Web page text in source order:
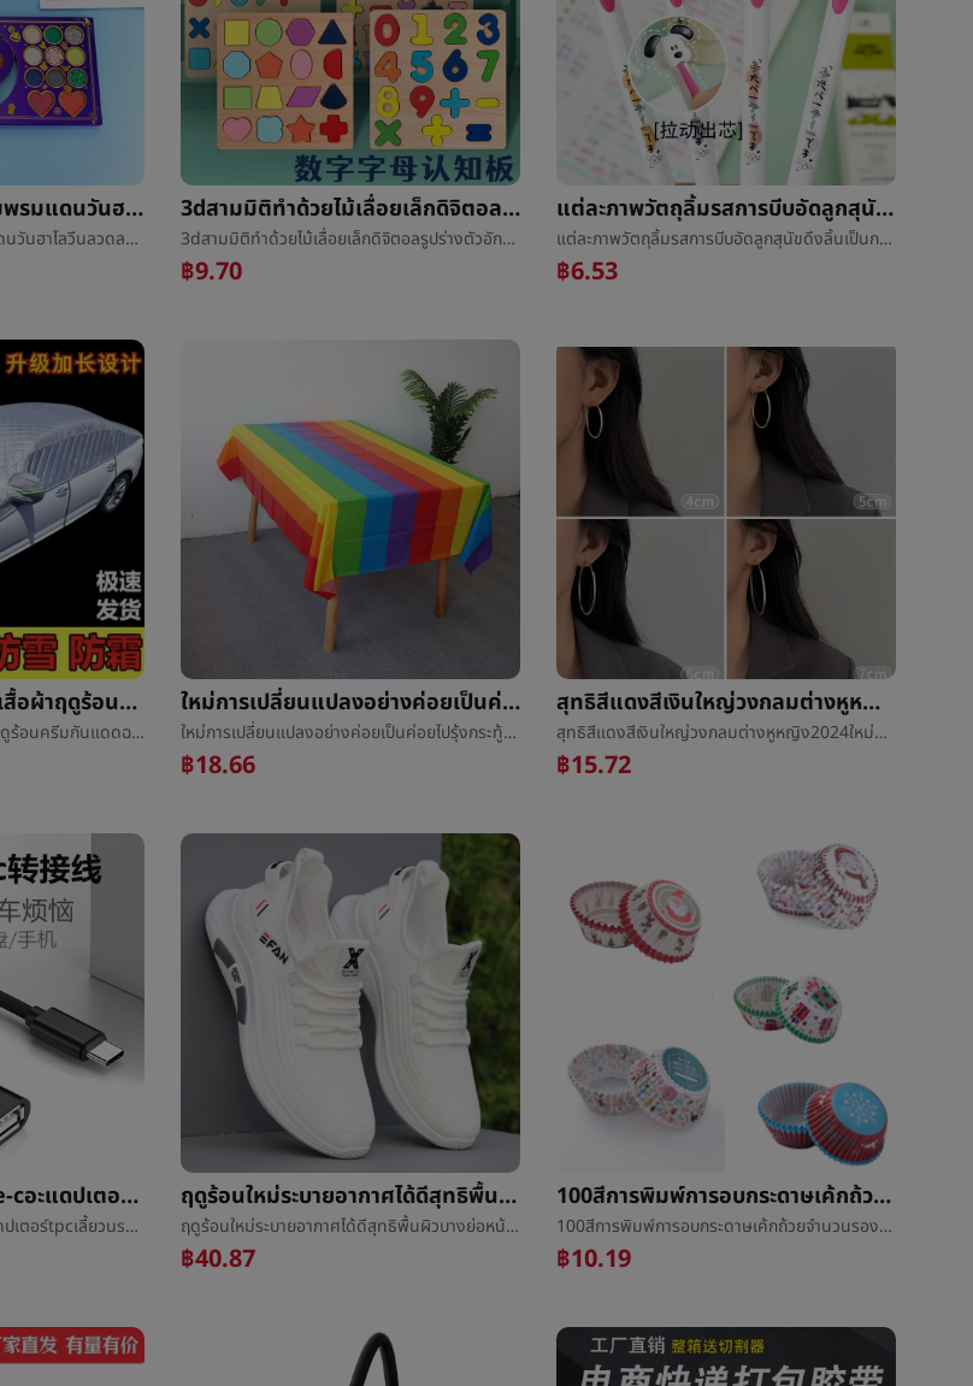
การค้าต่างประเทศข้ามพรมแดนวันฮาโลวีนลวดลาย46สีไข่มุกด้านเลื่อมไฮไลท์หน้าแดงมีหลายสีตลาดเครื่องสำอางสำหรับทาหนังตาแต่งหน้าแผ่น
การค้าต่างประเทศข้ามพรมแดนวันฮาโลวีนลวดลาย46สีไข่มุกด้านเลื่อมไฮไลท์หน้าแดงมีหลายสีตลาดเครื่องสำอางสำหรับทาหนังตาแต่งหน้าแผ่น
3dสามมิติทำด้วยไม้เลื่อยเล็กดิจิตอลรูปร่างตัวอักษรจิ๊กซอว์การสร้างบล็อกคู่มือจับคณะกรรมการเด็กจิ๊กซอว์ของเล่นขายส่ง
3dสามมิติทำด้วยไม้เลื่อยเล็กดิจิตอลรูปร่างตัวอักษรจิ๊กซอว์การสร้างบล็อกคู่มือจับคณะกรรมการเด็กจิ๊กซอว์ของเล่นขายส่ง
฿9.70
แต่ละภาพวัตถุลิ้มรสการบีบอัดลูกสุนัขดึงลิ้นเป็นกลางปากกาเล็กกองทุนShuleปากกาเล็กå­¦çสนุกดึงå¨ออกแกน
แต่ละภาพวัตถุลิ้มรสการบีบอัดลูกสุนัขดึงลิ้นเป็นกลางปากกาเล็กกองทุนShuleปากกาเล็กå­¦çสนุกดึงå¨ออกแกน
฿6.53
รถครึ่งปกร่มเงาปกรถเสื้อผ้าฤดูร้อนครีมกันแดดฉนวนกันความร้อนฝนตกหน้าอกรถปกต่อต้านทักทายครึ่งปก
รถครึ่งปกร่มเงาปกรถเสื้อผ้าฤดูร้อนครีมกันแดดฉนวนกันความร้อนฝนตกหน้าอกรถปกต่อต้านทักทายครึ่งปก
ใหม่การเปลี่ยนแปลงอย่างค่อยเป็นค่อยไปรุ้งกระทู้ผ้าปูโต๊ะสีชมพูสาววันคล้ายวันเกิดงานเลี้ยงเฉลิมฉลองครั้งหนึ่งเพศพลาสติกpeผ้าปูโต๊ะบทความ
ใหม่การเปลี่ยนแปลงอย่างค่อยเป็นค่อยไปรุ้งกระทู้ผ้าปูโต๊ะสีชมพูสาววันคล้ายวันเกิดงานเลี้ยงเฉลิมฉลองครั้งหนึ่งเพศพลาสติกpeผ้าปูโต๊ะบทความ
฿18.66
สุทธิสีแดงสีเงินใหญ่วงกลมต่างหูหญิง2024ใหม่ถ่ายภาพต่อเนื่องย่อหน้ามังสวิรัติวงกลมสูงความรู้สึกหูวงกลมยุโรปรอบวงกลมเครื่องประดับหูน้ำขึ้นน้ำลง
สุทธิสีแดงสีเงินใหญ่วงกลมต่างหูหญิง2024ใหม่ถ่ายภาพต่อเนื่องย่อหน้ามังสวิรัติวงกลมสูงความรู้สึกหูวงกลมยุโรปรอบวงกลมเครื่องประดับหูน้ำขึ้นน้ำลง
฿15.72
otgบรรทัดข้อมูลtype-cอะแดปเตอร์tpcเลี้ยวusbปากแอนดรูtypecโทรศัพท์แบนเมฆดาวน์โหลดพบUแผ่น
otgบรรทัดข้อมูลtype-cอะแดปเตอร์tpcเลี้ยวusbปากแอนดรูtypecโทรศัพท์แบนเมฆดาวน์โหลดพบUแผ่น
ฤดูร้อนใหม่ระบายอากาศได้ดีสุทธิพื้นผิวบางย่อหน้าขาวรองเท้ากีฬาเกาหลีแสงLeisureอ่อนปลายลื่นยาดับกลิ่นการผลักเบาๆรองเท้า
ฤดูร้อนใหม่ระบายอากาศได้ดีสุทธิพื้นผิวบางย่อหน้าขาวรองเท้ากีฬาเกาหลีแสงLeisureอ่อนปลายลื่นยาดับกลิ่นการผลักเบาๆรองเท้า
฿40.87
100สีการพิมพ์การอบกระดาษเค้กถ้วยจำนวนรองเพศอุณหภูมิต่อต้านæ²¹กระดาษคริสต์มาสเค้กกระดาษæ¯
100สีการพิมพ์การอบกระดาษเค้กถ้วยจำนวนรองเพศอุณหภูมิต่อต้านæ²¹กระดาษคริสต์มาสเค้กกระดาษæ¯
฿10.19